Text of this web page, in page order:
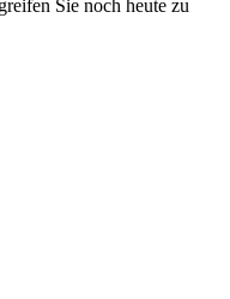
Sie noch heute zu